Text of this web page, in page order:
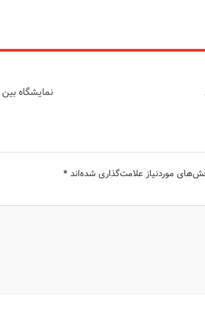
نمایشگاه
موردنیاز علامت‌گذاری شده‌اند*